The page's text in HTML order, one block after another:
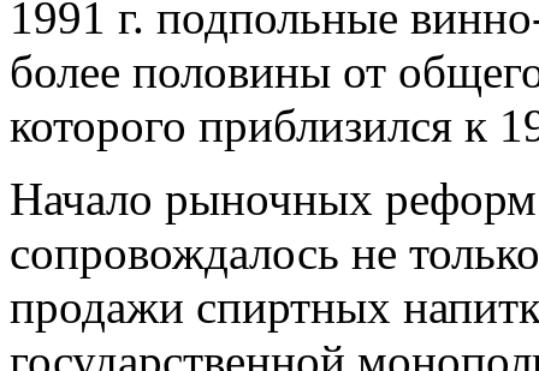
1991 г. подпольные
более половины от
которого приблизился к
Начало рыночных реформ
сопровождалось не
продажи спиртных
государственной